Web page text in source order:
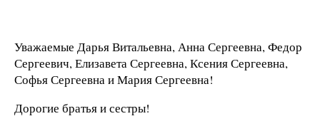
Уважаемые Дарья Витальевна, Анна Сергеевна, Федор
Сергеевич, Елизавета Сергеевна, Ксения Сергеевна,
Софья Сергеевна и Мария Сергеевна!
Дорогие братья и сестры!